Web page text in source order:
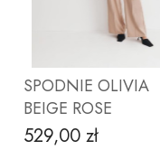
SPODNIE OLIVIA
BEIGE ROSE
Cena
529,00 zł